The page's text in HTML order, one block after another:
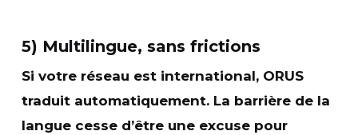
5) Multilingue, sans frictions
Si votre réseau est international, ORUS
traduit automatiquement. La barrière de la
langue cesse d’être une excuse pour